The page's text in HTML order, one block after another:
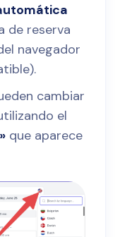
de reserva
navegador
cambiar
el
que aparece